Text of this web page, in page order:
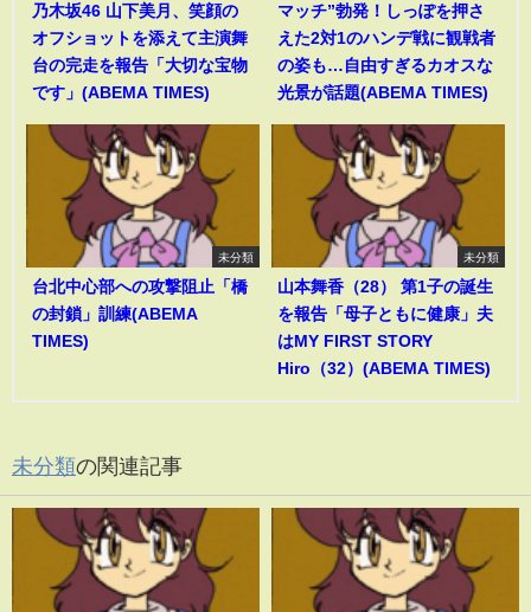
乃木坂46 山下美月、笑顔の
オフショットを添えて主演舞
台の完走を報告「大切な宝物
です」(ABEMA TIMES)
マッチ”勃発！しっぽを押さ
えた2対1のハンデ戦に観戦者
の姿も…自由すぎるカオスな
光景が話題(ABEMA TIMES)
未分類
台北中心部への攻撃阻止「橋
の封鎖」訓練(ABEMA
TIMES)
未分類
山本舞香（28） 第1子の誕生
を報告「母子ともに健康」夫
はMY FIRST STORY
Hiro（32）(ABEMA TIMES)
未分類の関連記事